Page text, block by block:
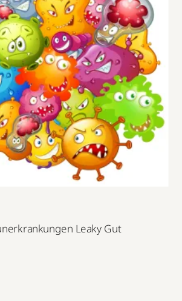
Leaky Gut